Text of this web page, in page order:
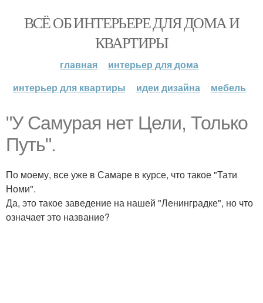
ВСЁ ОБ ИНТЕРЬЕРЕ ДЛЯ ДОМА И
КВАРТИРЫ
главная
интерьер для дома
интерьер для квартиры
идеи дизайна мебель
"У Самурая нет Цели, Только
Путь".
По моему, все уже в Самаре в курсе, что такое "Тати
Номи".
Да, это такое заведение на нашей "Ленинградке", но что
означает это название?